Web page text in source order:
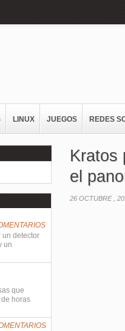
LINUX JUEGOS REDES
Kratos
el
26 OCTUBRE ,
un detector
un
que
horas